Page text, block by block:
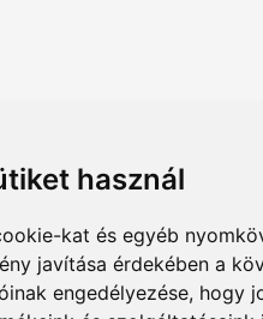
használ
kat és egyéb
javítása érdekében a
engedélyezése, hogy